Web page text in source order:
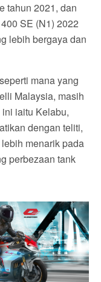
tahun 2021, dan
SE (N1) 2022
lebih bergaya dan
mana yang
Malaysia, masih
iaitu Kelabu,
dengan teliti,
menarik pada
perbezaan tank